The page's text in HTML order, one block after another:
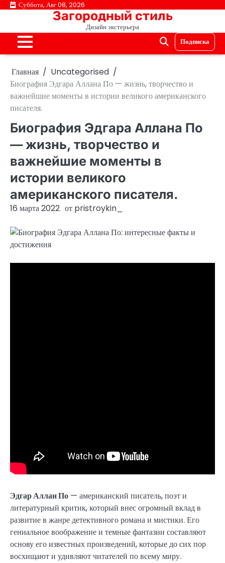
ПерейтиСуббота, Авг 08, 2026
Загородный стиль
Дизайн экстерьера
Подписка
Главная
Uncategorised
Биография Эдгара Аллана По — жизнь, творчество и
важнейшие моменты в истории великого американского
писателя.
Биография Эдгара Аллана По
— жизнь, творчество и
важнейшие моменты в
истории великого
американского писателя.
16 марта 2022 от pristroykin_
Эдгар Аллан По — американский писатель, поэт и
литературный критик, который внес огромный вклад в
развитие в жанре детективного романа и мистики. Его
гениальное воображение и темные фантазии составляют
основу его известных произведений, которые до сих пор
восхищают и удивляют читателей по всему миру.